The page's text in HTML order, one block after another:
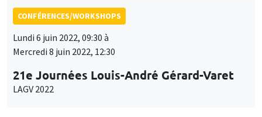
CONFÉRENCES/WORKSHOPS
Lundi 6 juin 2022, 09:30 à
Mercredi 8 juin 2022, 12:30
21e Journées Louis-André Gérard-Varet
LAGV 2022